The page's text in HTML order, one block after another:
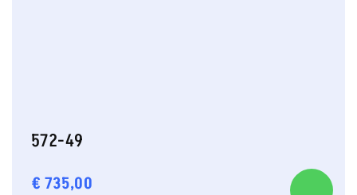
572-49
€ 735,00